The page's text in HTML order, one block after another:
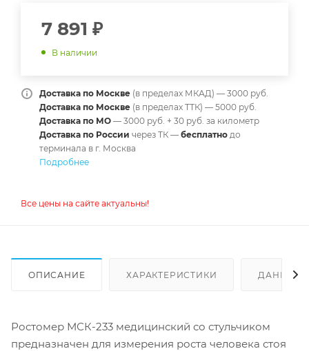
7 891 ₽
В наличии
Доставка по Москве (в пределах МКАД) — 3000 руб.
Доставка по Москве (в пределах ТТК) — 5000 руб.
Доставка по МО — 3000 руб. + 30 руб. за километр
Доставка по России через ТК — бесплатно до
терминала в г. Москва
Подробнее
Все цены на сайте актуальны!
ОПИСАНИЕ ХАРАКТЕРИСТИКИ ДАННЫЕ
Ростомер МСК-233 медицинский со стульчиком
предназначен для измерения роста человека стоя